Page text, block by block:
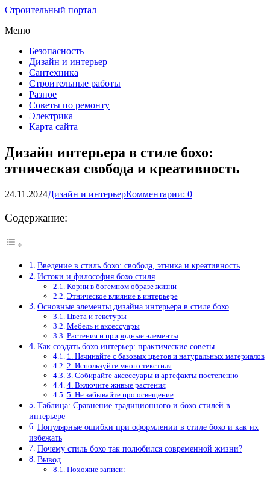
Строительный портал
Меню
Безопасность
Дизайн и интерьер
Сантехника
Строительные работы
Разное
Советы по ремонту
Электрика
Карта сайта
Дизайн интерьера в стиле бохо:
этническая свобода и креативность
24.11.2024Дизайн и интерьерКомментарии: 0
Содержание:
Введение в стиль бохо: свобода, этника и креативность
Истоки и философия бохо стиля
Корни в богемном образе жизни
Этническое влияние в интерьере
Основные элементы дизайна интерьера в стиле бохо
Цвета и текстуры
Мебель и аксессуары
Растения и природные элементы
Как создать бохо интерьер: практические советы
1. Начинайте с базовых цветов и натуральных материалов
2. Используйте много текстиля
3. Собирайте аксессуары и артефакты постепенно
4. Включите живые растения
5. Не забывайте про освещение
Таблица: Сравнение традиционного и бохо стилей в
интерьере
Популярные ошибки при оформлении в стиле бохо и как их
избежать
Почему стиль бохо так полюбился современной жизни?
Вывод
Похожие записи: